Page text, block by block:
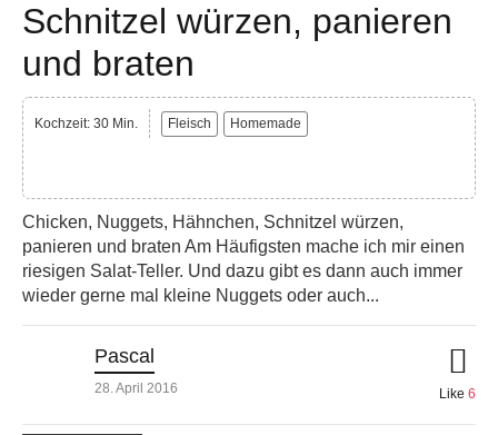
Schnitzel würzen, panieren
und braten
Kochzeit: 30 Min. Fleisch Homemade
Chicken, Nuggets, Hähnchen, Schnitzel würzen,
panieren und braten Am Häufigsten mache ich mir einen
riesigen Salat-Teller. Und dazu gibt es dann auch immer
wieder gerne mal kleine Nuggets oder auch...
Pascal
28. April 2016 Like 6